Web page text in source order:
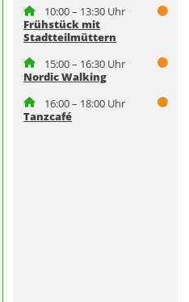
10:00 – 13:30 Uhr
Frühstück mit
Stadtteilmüttern
15:00 – 16:30 Uhr
Nordic Walking
16:00 – 18:00 Uhr
Tanzcafé